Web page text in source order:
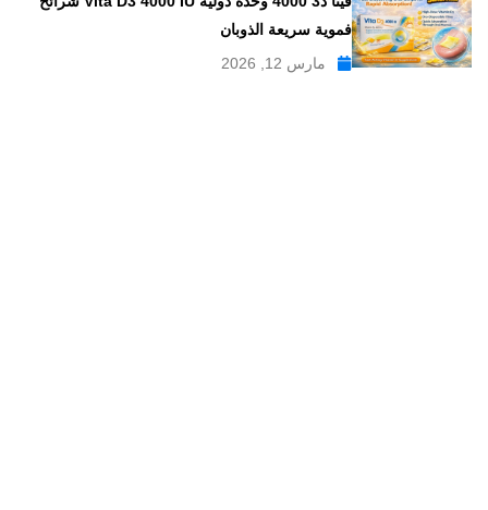
فموية سريعة الذوبان
مارس 12, 2026